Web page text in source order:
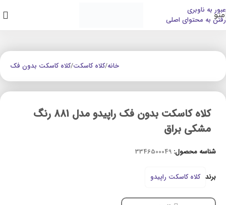
عبور به ناوبری
رفتن به محتوای اصلی
منو
خانه/کلاه کاسکت/کلاه کاسکت بدون فک
کلاه کاسکت بدون فک راپیدو مدل 881 رنگ
مشکی براق
شناسه محصول: 3346500049
برند کلاه کاسکت راپیدو